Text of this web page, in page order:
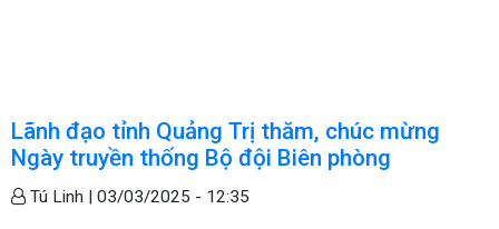
Lãnh đạo tỉnh Quảng Trị thăm, chúc mừng
Ngày truyền thống Bộ đội Biên phòng
Tú Linh | 03/03/2025 - 12:35